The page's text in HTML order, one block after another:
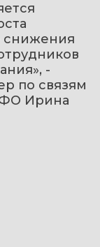
снижения
-
по связям
Ирина